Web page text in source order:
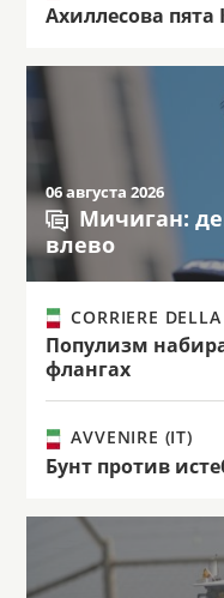
Ахиллесова пята
06 августа 2026
Мичиган:
влево
CORRIERE
Популизм
флангах
AVVENIRE (IT)
Бунт против